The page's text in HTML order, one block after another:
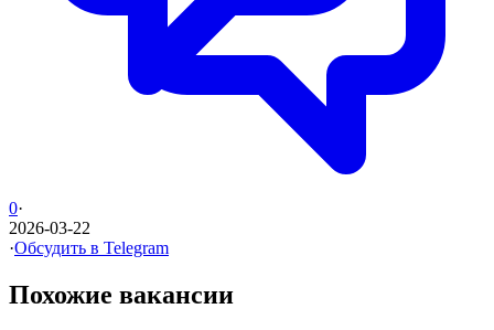
0·
2026-03-22
·Обсудить в Telegram
Похожие вакансии